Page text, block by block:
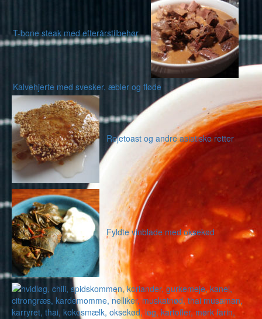
T-bone steak med efterårstilbehør
Kalvehjerte med svesker, æbler og fløde
Rejetoast og andre asiatiske retter
Fyldte vinblade med oksekød